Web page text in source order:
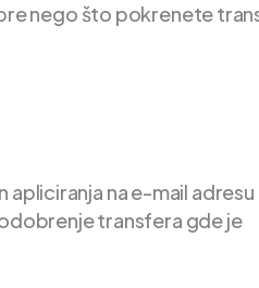
nego što pokrenete
na e-mail adresu
transfera gde je